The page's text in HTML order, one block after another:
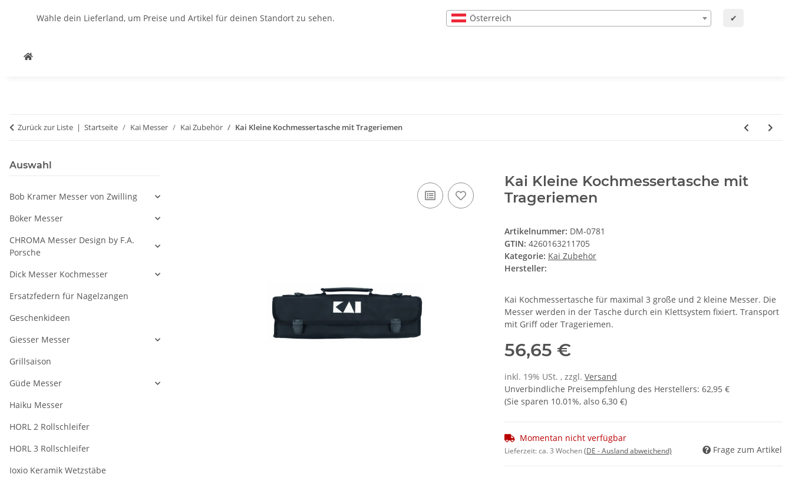
Wähle dein Lieferland, um Preise und Artikel für deinen Standort zu sehen. Österreich ✔
Zurück zur Liste Startseite Kai Messer Kai Zubehör Kai Kleine Kochmessertasche mit Trageriemen
Kai Kleine Kochmessertasche mit
Trageriemen
Artikelnummer: DM-0781
GTIN: 4260163211705
Kategorie: Kai Zubehör
Hersteller:
Kai Kochmessertasche für maximal 3 große und 2 kleine Messer. Die
Messer werden in der Tasche durch ein Klettsystem fixiert. Transport
mit Griff oder Trageriemen.
56,65 €
inkl. 19% USt. , zzgl. Versand
Unverbindliche Preisempfehlung des Herstellers: 62,95 €
(Sie sparen 10.01%, also 6,30 €)
Momentan nicht verfügbar
Lieferzeit:ca. 3 Wochen(DE - Ausland abweichend) Frage zum Artikel
Auswahl
Bob Kramer Messer von Zwilling
Böker Messer
CHROMA Messer Design by F.A.
Porsche
Dick Messer Kochmesser
Ersatzfedern für Nagelzangen
Geschenkideen
Giesser Messer
Grillsaison
Güde Messer
Haiku Messer
HORL 2 Rollschleifer
HORL 3 Rollschleifer
Ioxio Keramik Wetzstäbe